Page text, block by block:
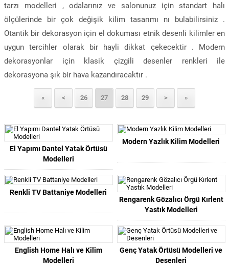
tarzı modelleri , odalarınız ve salonunuz için standart halı
ölçülerinde bir çok değişik kilim tasarımı nı bulabilirsiniz .
Otantik bir dekorasyon için el dokuması etnik desenli kilimler en
uygun tercihler olarak bir hayli dikkat çekecektir . Modern
dekorasyonlar için klasik çizgili desenler renkleri ile
dekorasyona şık bir hava kazandıracaktır .
« < 26 27 28 29 > »
El Yapımı Dantel Yatak Örtüsü
Modelleri
Modern Yazlık Kilim Modelleri
Renkli TV Battaniye Modelleri
Rengarenk Gözalıcı Örgü Kırlent
Yastık Modelleri
English Home Halı ve Kilim
Modelleri
Genç Yatak Örtüsü Modelleri ve
Desenleri